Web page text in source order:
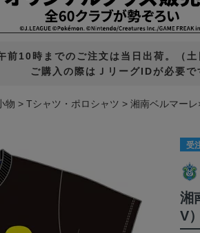
前10時までのご注文は当日出荷。（土
ご購入の際はＪリーグIDが必要で
物 Tシャツ・ポロシャツ 湘南ベルマー
受
湘
V